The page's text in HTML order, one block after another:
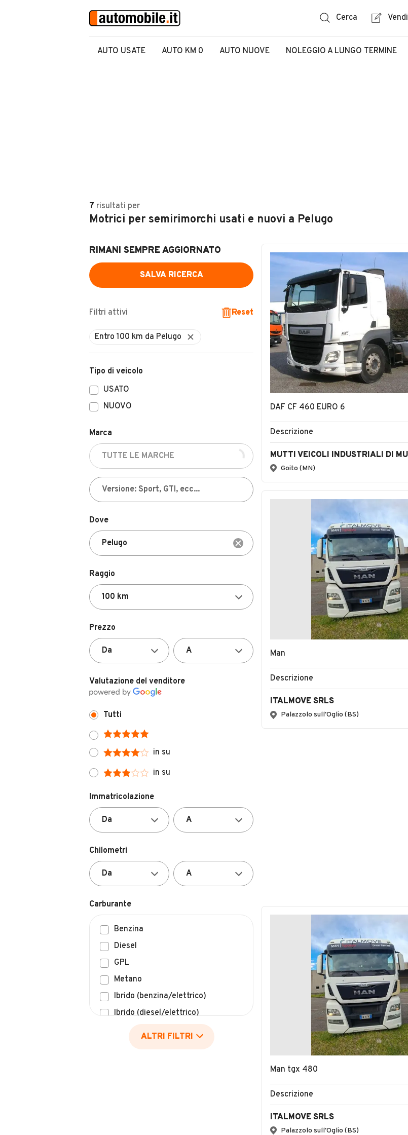
Cerca Vendi
AUTO USATE AUTO KM 0 AUTO NUOVE NOLEGGIO A LUNGO TERMINE
7 risultati per
Motrici per semirimorchi usati e nuovi a Pelugo
RIMANI SEMPRE AGGIORNATO
SALVA RICERCA
Filtri attivi Reset
Tipo di veicolo
USATO
NUOVO
Marca
Dove
Raggio
Prezzo
Valutazione del venditore
Tutti
in su
in su
Immatricolazione
Chilometri
Carburante
Benzina
Diesel
GPL
Metano
Ibrido (benzina/elettrico)
Ibrido (diesel/elettrico)
Elettrico
Idrogeno
ALTRI FILTRI
DAF CF 460 EURO 6
Descrizione
Goito (MN)
Man
Descrizione
ITALMOVE SRLS
Palazzolo sull'Oglio (BS)
Man tgx 480
Descrizione
ITALMOVE SRLS
Palazzolo sull'Oglio (BS)